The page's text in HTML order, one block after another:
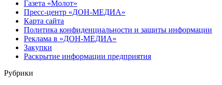
Газета «Молот»
Пресс-центр «ДОН-МЕДИА»
Карта сайта
Политика конфиденциальности и защиты информации
Реклама в «ДОН-МЕДИА»
Закупки
Раскрытие информации предприятия
Рубрики